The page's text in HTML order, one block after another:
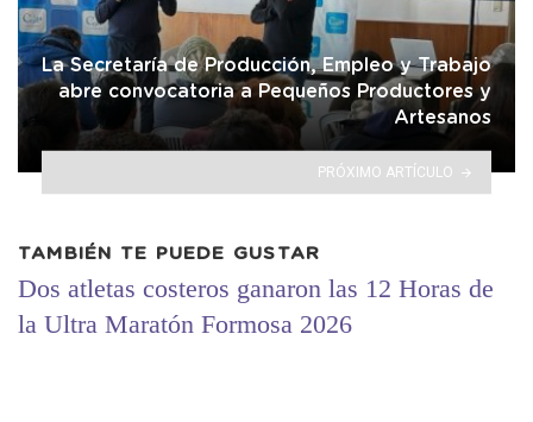
La Secretaría de Producción, Empleo y Trabajo
abre convocatoria a Pequeños Productores y
Artesanos
PRÓXIMO ARTÍCULO
TAMBIÉN TE PUEDE GUSTAR
Dos atletas costeros ganaron las 12 Horas de
la Ultra Maratón Formosa 2026